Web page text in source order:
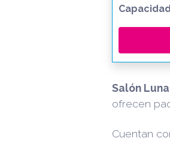
Salón Luna
ofrecen
Cuentan